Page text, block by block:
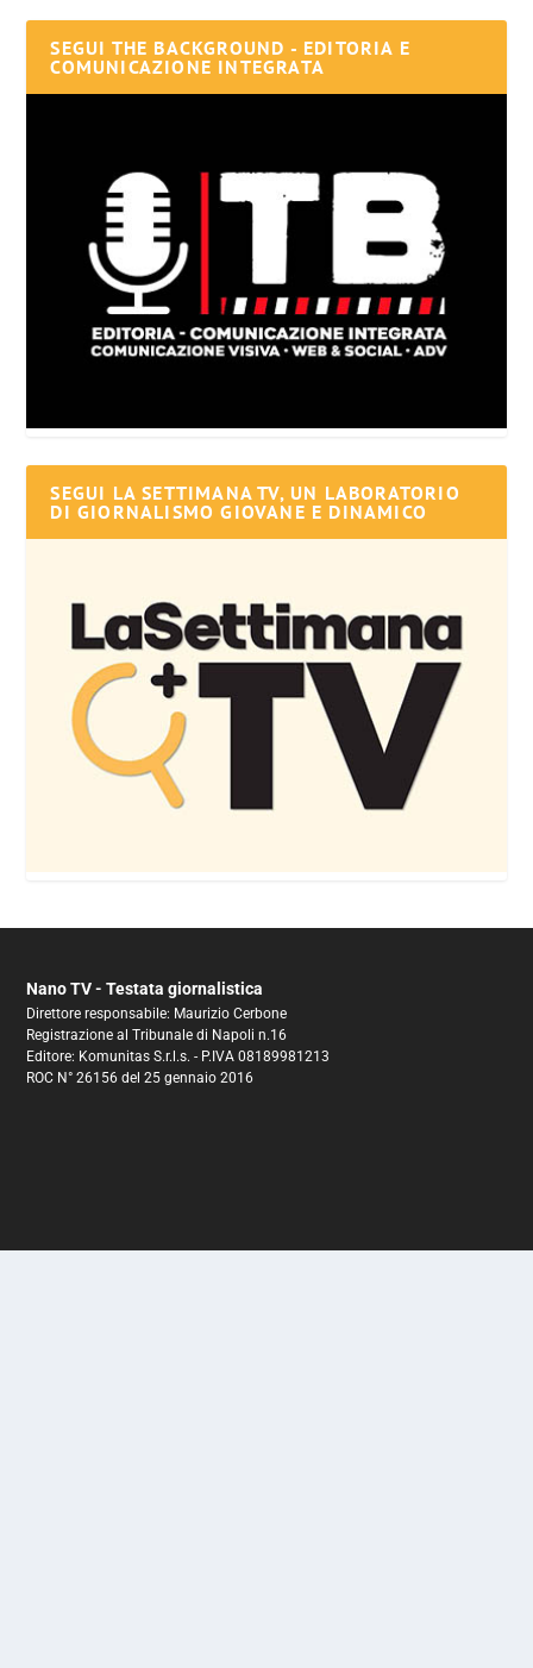
SEGUI THE BACKGROUND - EDITORIA E
COMUNICAZIONE INTEGRATA
SEGUI LA SETTIMANA TV, UN LABORATORIO
DI GIORNALISMO GIOVANE E DINAMICO
Nano TV - Testata giornalistica
Direttore responsabile: Maurizio Cerbone
Registrazione al Tribunale di Napoli n.16
Editore: Komunitas S.r.l.s. - P.IVA 08189981213
ROC N° 26156 del 25 gennaio 2016